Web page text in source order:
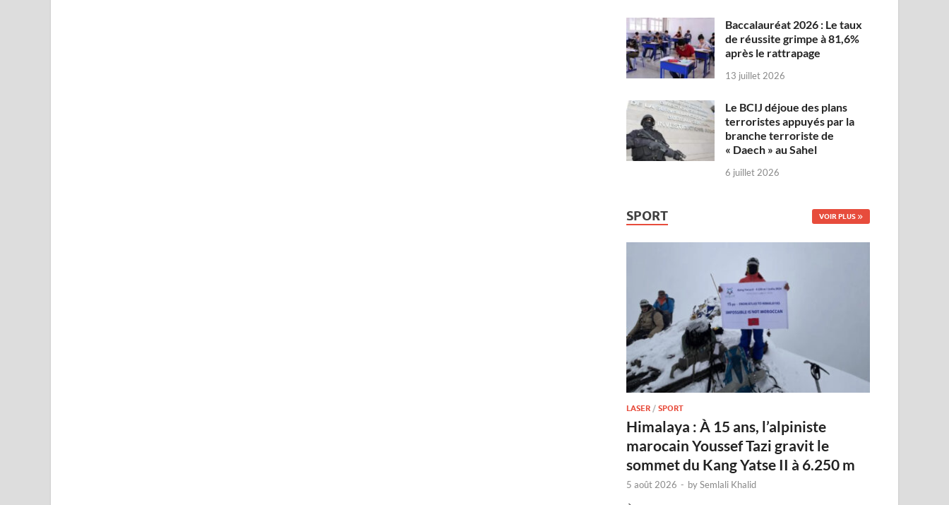
Baccalauréat 2026 : Le taux
de réussite grimpe à 81,6%
après le rattrapage
13 juillet 2026
Le BCIJ déjoue des plans
terroristes appuyés par la
branche terroriste de
« Daech » au Sahel
6 juillet 2026
SPORT VOIR PLUS
LASER /SPORT
Himalaya : À 15 ans, l’alpiniste
marocain Youssef Tazi gravit le
sommet du Kang Yatse II à 6.250 m
5 août 2026 - bySemlali Khalid